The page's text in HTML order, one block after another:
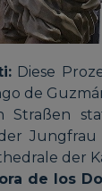
Diese
de
Straßen
der
de los